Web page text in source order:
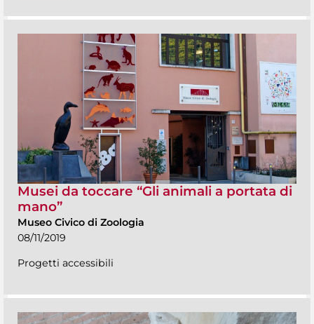
Musei da toccare “Gli animali a portata di
mano”
Museo Civico di Zoologia
08/11/2019
Progetti accessibili